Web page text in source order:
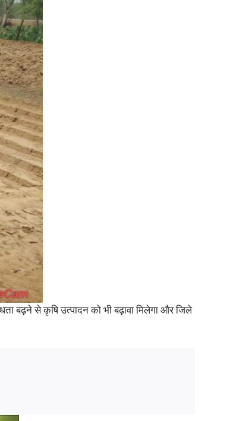
बढ़ने से कृषि उत्पादन को भी बढ़ावा मिलेगा और जिले